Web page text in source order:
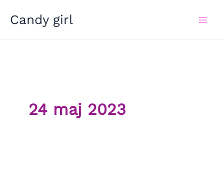
Candy girl
24 maj 2023